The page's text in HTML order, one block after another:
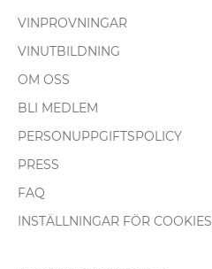
VINPROVNINGAR
VINUTBILDNING
OM OSS
BLI MEDLEM
PERSONUPPGIFTSPOLICY
PRESS
FAQ
INSTÄLLNINGAR FÖR COOKIES